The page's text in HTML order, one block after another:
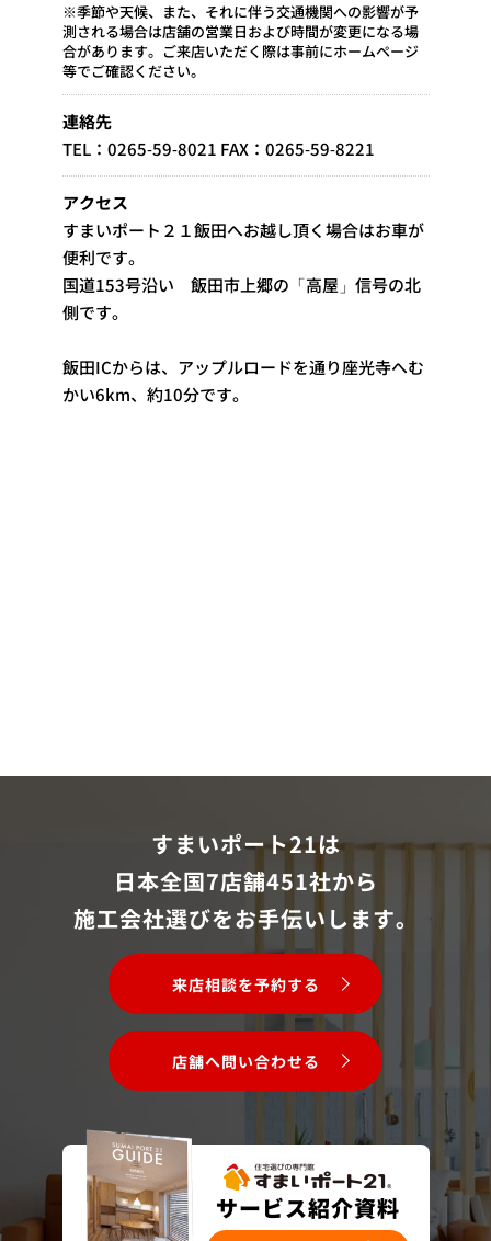
※季節や天候、また、それに伴う交通機関への影響が予
測される場合は店舗の営業日および時間が変更になる場
合があります。ご来店いただく際は事前にホームページ
等でご確認ください。
連絡先
TEL：0265-59-8021 FAX：0265-59-8221
アクセス
すまいポート２１飯田へお越し頂く場合はお車が
便利です。
国道153号沿い 飯田市上郷の「高屋」信号の北
側です。
飯田ICからは、アップルロードを通り座光寺へむ
かい6km、約10分です。
すまいポート21は
日本全国7店舗451社から
施工会社選びをお手伝いします。
来店相談を予約する
店舗へ問い合わせる